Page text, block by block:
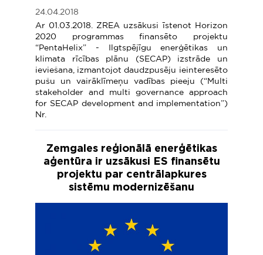
24.04.2018
Ar 01.03.2018. ZREA uzsākusi īstenot Horizon
2020 programmas finansēto projektu
“PentaHelix” - Ilgtspējīgu enerģētikas un
klimata rīcības plānu (SECAP) izstrāde un
ieviešana, izmantojot daudzpusēju ieinteresēto
pušu un vairāklīmeņu vadības pieeju (“Multi
stakeholder and multi governance approach
for SECAP development and implementation”)
Nr.
Zemgales reģionālā enerģētikas
aģentūra ir uzsākusi ES finansētu
projektu par centrālapkures
sistēmu modernizēšanu